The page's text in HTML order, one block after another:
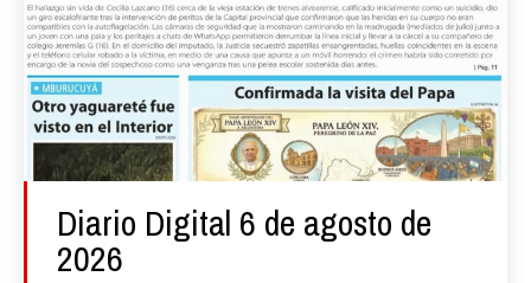
Diario Digital 6 de agosto de
2026